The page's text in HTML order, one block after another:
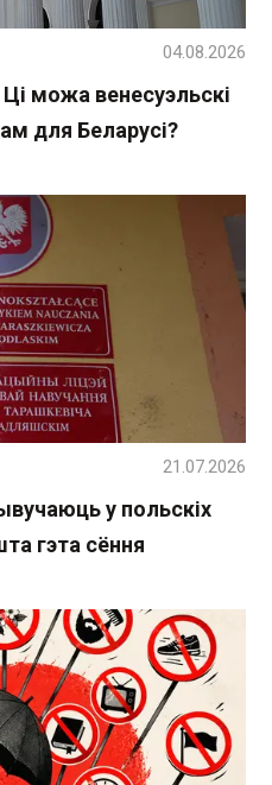
можа венесуэльскі
для Беларусі?
04.08.2026
у польскіх
гэта сёння
21.07.2026